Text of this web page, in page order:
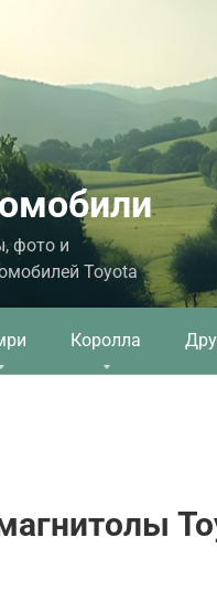
фото и
Toyota
Королла